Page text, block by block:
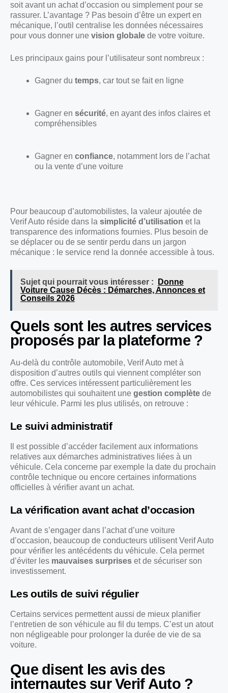
soit avant un achat d’occasion ou simplement pour se
rassurer. L’avantage ? Pas besoin d’être un expert en
mécanique, l’outil centralise les données nécessaires
pour vous donner une vision globale de votre voiture.
Les principaux gains pour l’utilisateur sont nombreux :
Gagner du temps, car tout se fait en ligne
Gagner en sécurité, en ayant des infos claires et
compréhensibles
Gagner en confiance, notamment lors de l’achat
ou la vente d’une voiture
Pour beaucoup d’automobilistes, la valeur ajoutée de
Verif Auto réside dans la simplicité d’utilisation et la
transparence des informations fournies. Plus besoin de
se déplacer ou de se sentir perdu dans un jargon
mécanique : le service rend la donnée accessible à tous.
Sujet qui pourrait vous intéresser :
Donne
Voiture Cause Décès : Démarches, Annonces et
Conseils 2026
Quels sont les autres services
proposés par la plateforme ?
Au-delà du contrôle automobile, Verif Auto met à
disposition d’autres outils qui viennent compléter son
offre. Ces services intéressent particulièrement les
automobilistes qui souhaitent une gestion complète de
leur véhicule. Parmi les plus utilisés, on retrouve :
Le suivi administratif
Il est possible d’accéder facilement aux informations
relatives aux démarches administratives liées à un
véhicule. Cela concerne par exemple la date du prochain
contrôle technique ou encore certaines informations
officielles à vérifier avant un achat.
La vérification avant achat d’occasion
Avant de s’engager dans l’achat d’une voiture
d’occasion, beaucoup de conducteurs utilisent Verif Auto
pour vérifier les antécédents du véhicule. Cela permet
d’éviter les mauvaises surprises et de sécuriser son
investissement.
Les outils de suivi régulier
Certains services permettent aussi de mieux planifier
l’entretien de son véhicule au fil du temps. C’est un atout
non négligeable pour prolonger la durée de vie de sa
voiture.
Que disent les avis des
internautes sur Verif Auto ?